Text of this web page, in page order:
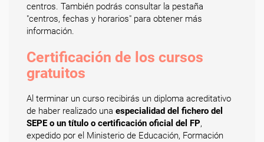
centros. También podrás consultar la pestaña
"centros, fechas y horarios" para obtener más
información.
Certificación de los cursos
gratuitos
Al terminar un curso recibirás un diploma acreditativo
de haber realizado una especialidad del fichero del
SEPE o un título o certificación oficial del FP,
expedido por el Ministerio de Educación, Formación